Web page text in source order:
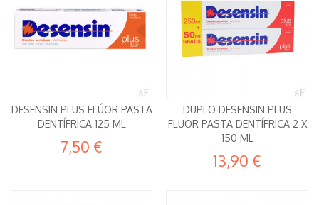
DESENSIN PLUS FLÚOR PASTA
DENTÍFRICA 125 ML
7,50 €
DUPLO DESENSIN PLUS
FLUOR PASTA DENTÍFRICA 2 X
150 ML
13,90 €